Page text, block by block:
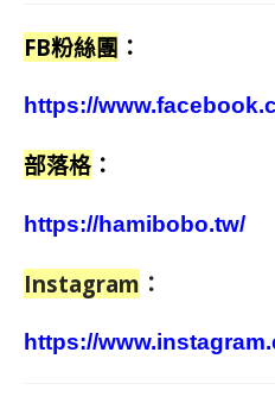
FB粉絲團 ：
https://
部落格 ：
https://hamibobo.tw/
Instagram ：
https://